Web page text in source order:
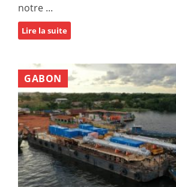
notre ...
Lire la suite
GABON